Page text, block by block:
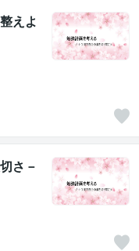
えよ
さ－